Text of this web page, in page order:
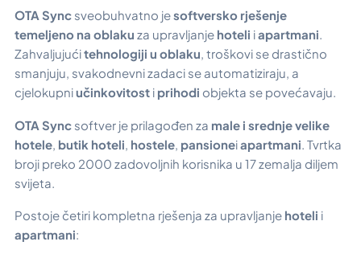
OTA Sync sveobuhvatno jesoftversko rješenje
temeljeno na oblaku za upravljanje hoteli iapartmani.
Zahvaljujućitehnologiji u oblaku, troškovi se drastično
smanjuju, svakodnevni zadaci se automatiziraju, a
cjelokupniučinkovitost i prihodi objekta se povećavaju.
OTA Sync softver je prilagođen za male i srednje velike
hotele butik hoteli hostele pansioneiapartmani . Tvrtka
broji preko 2000 zadovoljnih korisnika u 17 zemalja diljem
svijeta.
Postoje četiri kompletna rješenja za upravljanje hoteli i
apartmani: